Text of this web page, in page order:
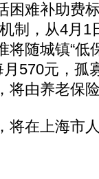
难补助费
制，从4月1
随城镇“低
570元，孤
将由养老保
在上海市